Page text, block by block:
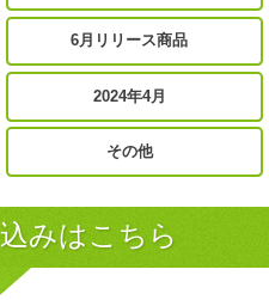
6月リリース商品
2024年4月
その他
みはこちら